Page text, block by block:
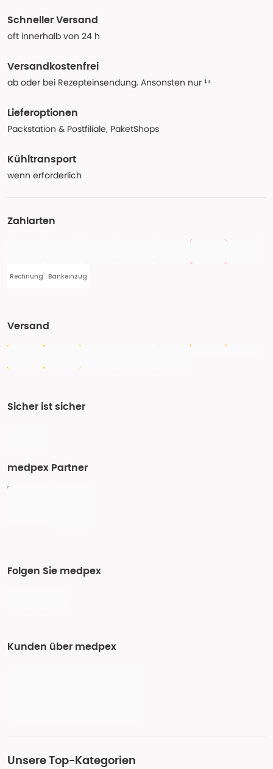
Schneller Versand
oft innerhalb von 24 h
Versandkostenfrei
ab oder bei Rezepteinsendung. Ansonsten nur ¹⁴
Lieferoptionen
Packstation & Postfiliale, PaketShops
Kühltransport
wenn erforderlich
Zahlarten
Rechnung Bankeinzug
Versand
Sicher ist sicher
medpex Partner
Folgen Sie medpex
Kunden über medpex
Unsere Top-Kategorien